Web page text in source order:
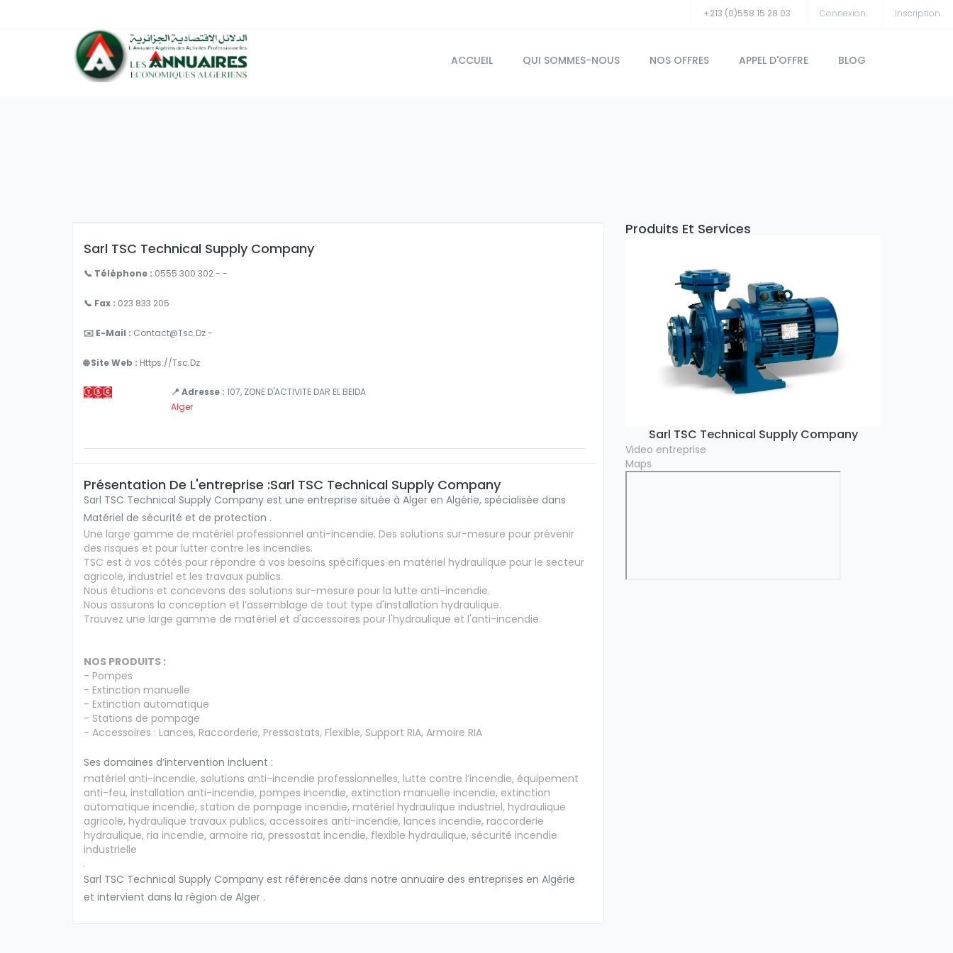
+213 (0)558 15 28 03 Connexion Inscription
ACCUEIL QUI SOMMES-NOUS NOS OFFRES APPEL D'OFFRE BLOG
Sarl TSC Technical Supply Company
📞 Téléphone : 0555 300 302 - -
📞 Fax : 023 833 205
✉️ E-Mail : Contact@tsc.dz -
🌐 Site Web : Https://tsc.dz
📍 Adresse : 107, ZONE D'ACTIVITE DAR EL BEIDA
Alger
Présentation De L'entreprise :Sarl TSC Technical Supply Company
Sarl TSC Technical Supply Company est une entreprise située à Alger en Algérie, spécialisée dans
Matériel de sécurité et de protection .
Une large gamme de matériel professionnel anti-incendie. Des solutions sur-mesure pour prévenir
des risques et pour lutter contre les incendies.
TSC est à vos côtés pour répondre à vos besoins spécifiques en matériel hydraulique pour le secteur
agricole, industriel et les travaux publics.
Nous étudions et concevons des solutions sur-mesure pour la lutte anti-incendie.
Nous assurons la conception et l’assemblage de tout type d'installation hydraulique.
Trouvez une large gamme de matériel et d'accessoires pour l'hydraulique et l'anti-incendie.
NOS PRODUITS :
- Pompes
- Extinction manuelle
- Extinction automatique
- Stations de pompage
- Accessoires : Lances, Raccorderie, Pressostats, Flexible, Support RIA, Armoire RIA
Ses domaines d’intervention incluent :
matériel anti-incendie, solutions anti-incendie professionnelles, lutte contre l’incendie, équipement
anti-feu, installation anti-incendie, pompes incendie, extinction manuelle incendie, extinction
automatique incendie, station de pompage incendie, matériel hydraulique industriel, hydraulique
agricole, hydraulique travaux publics, accessoires anti-incendie, lances incendie, raccorderie
hydraulique, ria incendie, armoire ria, pressostat incendie, flexible hydraulique, sécurité incendie
industrielle
.
Sarl TSC Technical Supply Company est référencée dans notre annuaire des entreprises en Algérie
et intervient dans la région de Alger .
Produits Et Services
Sarl TSC Technical Supply Company
Video entreprise
Maps